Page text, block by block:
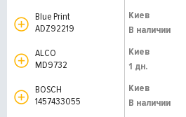
Blue Print
ADZ92219
Киев
В наличии
ALCO
MD9732
Киев
1 дн.
BOSCH
1457433055
Киев
В наличии